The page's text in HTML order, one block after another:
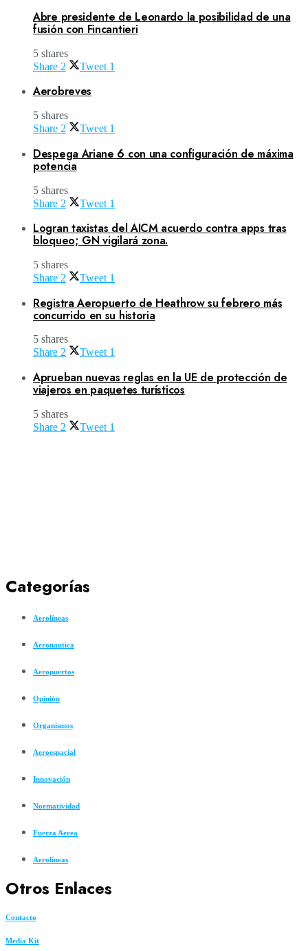
Abre presidente de Leonardo la posibilidad de una
fusión con Fincantieri
5 shares
Share 2 Tweet 1
Aerobreves
5 shares
Share 2 Tweet 1
Despega Ariane 6 con una configuración de máxima
potencia
5 shares
Share 2 Tweet 1
Logran taxistas del AICM acuerdo contra apps tras
bloqueo; GN vigilará zona.
5 shares
Share 2 Tweet 1
Registra Aeropuerto de Heathrow su febrero más
concurrido en su historia
5 shares
Share 2 Tweet 1
Aprueban nuevas reglas en la UE de protección de
viajeros en paquetes turísticos
5 shares
Share 2 Tweet 1
Categorías
Aerolíneas
Aeronautica
Aeropuertos
Opinión
Organismos
Aeroespacial
Innovación
Normatividad
Fuerza Aerea
Aerolíneas
Otros Enlaces
Contacto
Media Kit